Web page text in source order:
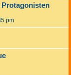
Protagonisten
pm